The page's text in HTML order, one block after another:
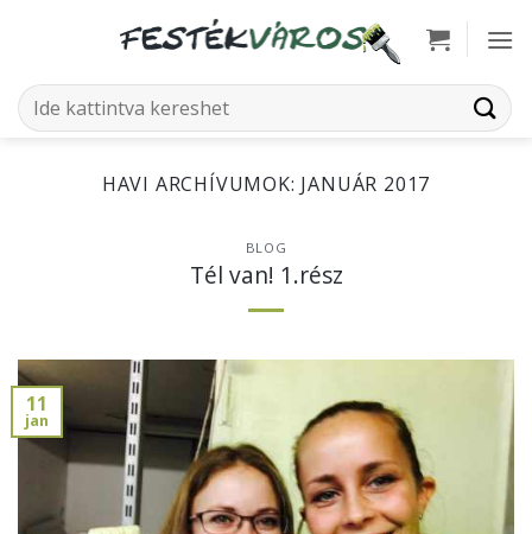
Keresés
a
HAVI ARCHÍVUMOK: JANUÁR 2017
BLOG
Tél van! 1.rész
11
jan